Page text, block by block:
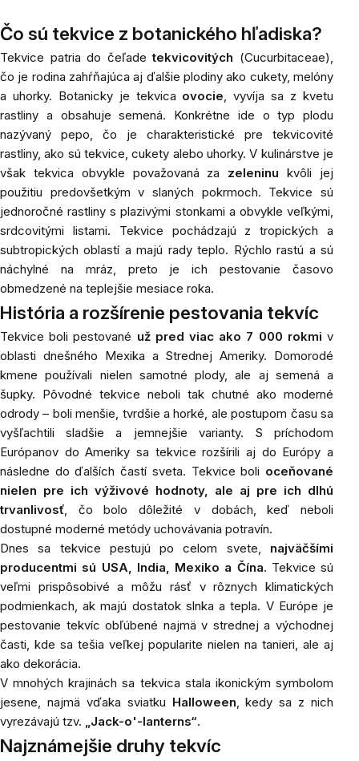
Čo sú tekvice z botanického hľadiska?
Tekvice patria do čeľadetekvicovitých (Cucurbitaceae),
čo je rodina zahŕňajúca aj ďalšie plodiny ako cukety, melóny
a uhorky. Botanicky je tekvica ovocie, vyvíja sa z kvetu
rastliny a obsahuje semená. Konkrétne ide o typ plodu
nazývaný pepo, čo je charakteristické pre tekvicovité
rastliny, ako sú tekvice, cukety alebo uhorky. V kulinárstve je
však tekvica obvykle považovaná za zeleninu kvôli jej
použitiu predovšetkým v slaných pokrmoch. Tekvice sú
jednoročné rastliny s plazivými stonkami a obvykle veľkými,
srdcovitými listami. Tekvice pochádzajú z tropických a
subtropických oblastí a majú rady teplo. Rýchlo rastú a sú
náchylné na mráz, preto je ich pestovanie časovo
obmedzené na teplejšie mesiace roka.
História a rozšírenie pestovania tekvíc
Tekvice boli pestované už pred viac ako 7 000 rokmi v
oblasti dnešného Mexika a Strednej Ameriky. Domorodé
kmene používali nielen samotné plody, ale aj semená a
šupky. Pôvodné tekvice neboli tak chutné ako moderné
odrody – boli menšie, tvrdšie a horké, ale postupom času sa
vyšľachtili sladšie a jemnejšie varianty. S príchodom
Európanov do Ameriky sa tekvice rozšírili aj do Európy a
následne do ďalších častí sveta. Tekvice boli oceňované
nielen pre ich výživové hodnoty, ale aj pre ich dlhú
trvanlivosť, čo bolo dôležité v dobách, keď neboli
dostupné moderné metódy uchovávania potravín.
Dnes sa tekvice pestujú po celom svete, najväčšími
producentmi sú USA, India, Mexiko a Čína. Tekvice sú
veľmi prispôsobivé a môžu rásť v rôznych klimatických
podmienkach, ak majú dostatok slnka a tepla. V Európe je
pestovanie tekvíc obľúbené najmä v strednej a východnej
časti, kde sa tešia veľkej popularite nielen na tanieri, ale aj
ako dekorácia.
V mnohých krajinách sa tekvica stala ikonickým symbolom
jesene, najmä vďaka sviatku Halloween, kedy sa z nich
vyrezávajú tzv. „Jack-o'-lanterns“.
Najznámejšie druhy tekvíc